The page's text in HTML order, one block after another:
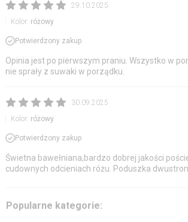
29.10.2025
Kolor: różowy
Potwierdzony zakup
Opinia jest po pierwszym praniu. Wszystko w
nie sprały z suwaki w porządku.
30.09.2025
Kolor: różowy
Potwierdzony zakup
Świetna bawełniana,bardzo dobrej jakości
cudownych odcieniach różu. Poduszka
Popularne kategorie: